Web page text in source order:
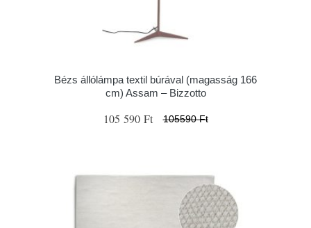
Bézs állólámpa textil búrával (magasság 166
cm) Assam – Bizzotto
105 590 Ft 105590 Ft